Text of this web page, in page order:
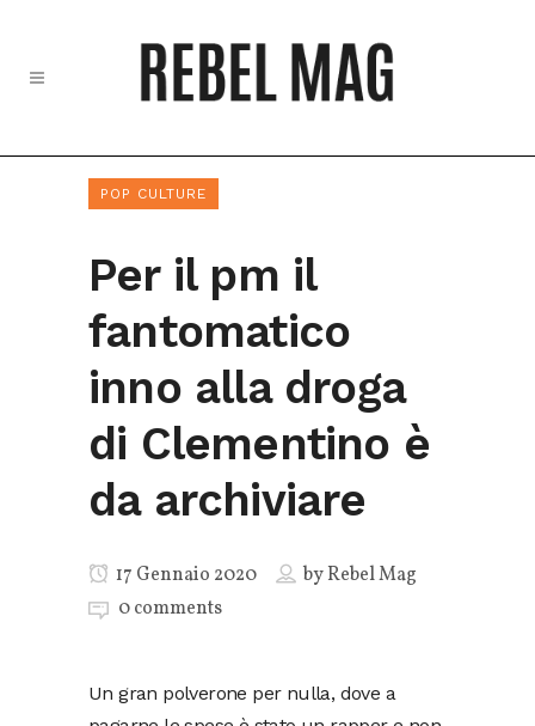
POP CULTURE
Per il pm il
fantomatico
inno alla droga
di Clementino è
da archiviare
17 Gennaio 2020 byRebel Mag
0 comments
Un gran polverone per nulla, dove a